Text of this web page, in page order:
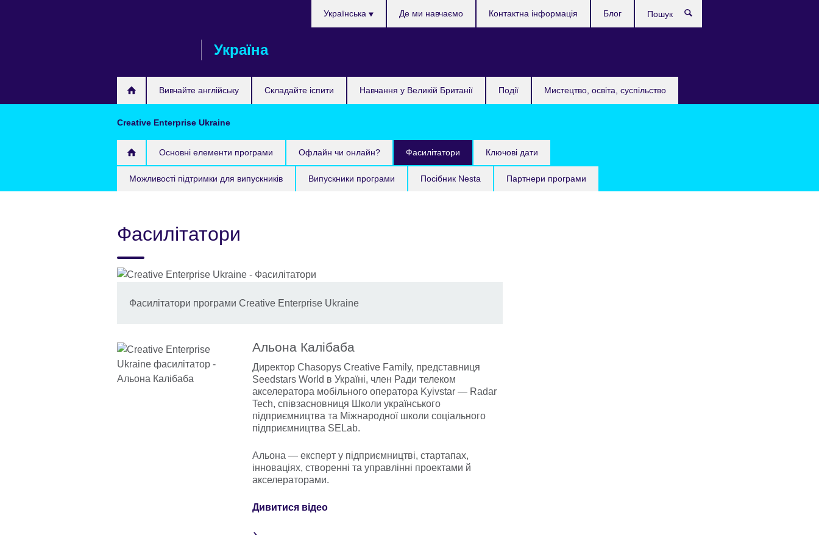
Україна
Вивчайте англійську Складайте іспити Навчання у Великій Британії Події Мистецтво, освіта, суспільство
Українська Де ми навчаємо Контактна інформація Блог
Creative Enterprise Ukraine
Основні елементи програми Офлайн чи онлайн? Фасилітатори Ключові дати
Можливості підтримки для випускників Випускники програми Посібник Nesta Партнери програми
Фасилітатори
Фасилітатори програми Creative Enterprise Ukraine
Альона Калібаба
Директор Chasopys Creative Family, представниця
Seedstars World в Україні, член Ради телеком
акселератора мобільного оператора Kyivstar — Radar
Tech, співзасновниця Школи українського
підприємництва та Міжнародної школи соціального
підприємництва SELab.
Альона — експерт у підприємництві, стартапах,
інноваціях, створенні та управлінні проектами й
акселераторами.
Дивитися відео